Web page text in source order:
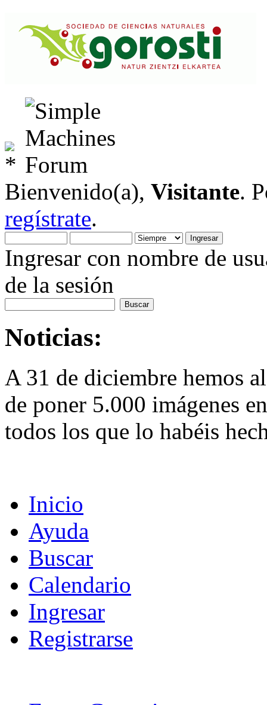
Bienvenido(a), Visitante.
regístrate.
Ingresar con nombre de
de la sesión
Noticias:
A 31 de diciembre hemos
de poner 5.000 imágenes
todos los que lo habéis
Inicio
Ayuda
Buscar
Calendario
Ingresar
Registrarse